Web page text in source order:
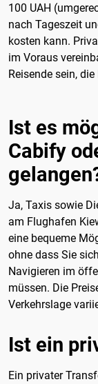
100 UAH
nach Tageszeit
kosten kann.
im Voraus
Reisende sein,
Ist es
Cabify
Ja, Taxis sowie
am Flughafen
eine bequeme
ohne dass Sie
Navigieren im
müssen. Die
Verkehrslage
Ist ein
Ein privater